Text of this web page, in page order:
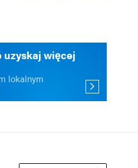
uzyskaj więcej
lokalnym